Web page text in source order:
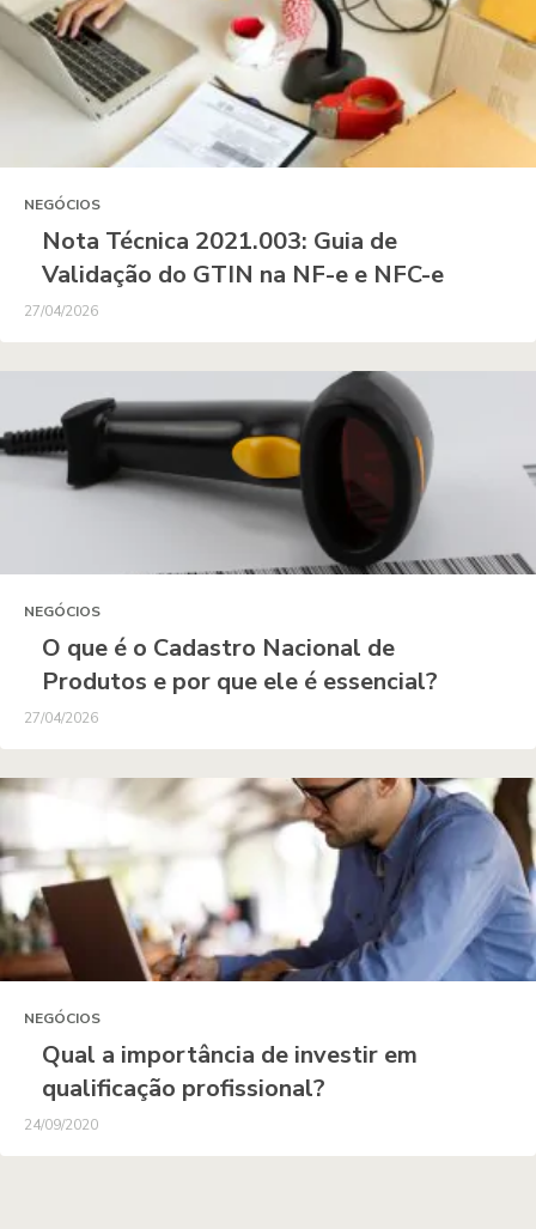
NEGÓCIOS
Nota Técnica 2021.003: Guia de
Validação do GTIN na NF-e e NFC-e
27/04/2026
NEGÓCIOS
O que é o Cadastro Nacional de
Produtos e por que ele é essencial?
27/04/2026
NEGÓCIOS
Qual a importância de investir em
qualificação profissional?
24/09/2020